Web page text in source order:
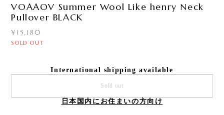
VOAAOV Summer Wool Like henry Neck
Pullover BLACK
¥15,180
SOLD OUT
International shipping available
Sold out
日本国内にお住まいの方向け